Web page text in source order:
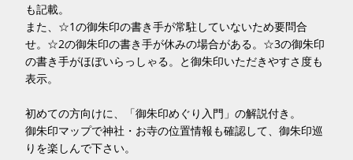
も記載。
また、☆1の御朱印の書き手が常駐していないため要問合
せ。☆2の御朱印の書き手が休みの場合がある。☆3の御朱印
の書き手がほぼいらっしゃる。と御朱印いただきやすさ度も
表示。
初めての方向けに、「御朱印めぐり入門」の解説付き。
御朱印マップで神社・お寺の位置情報も確認して、御朱印巡
りを楽しんで下さい。